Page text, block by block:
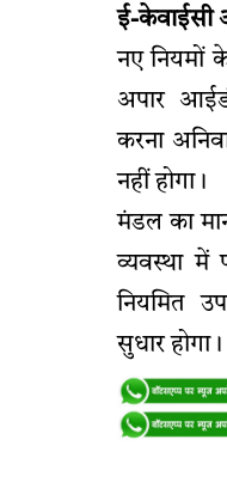
ई-केवाईसी
नए नियमों
अपार
करना
नहीं होगा।
मंडल का
व्यवस्था में
नियमित
सुधार होगा।